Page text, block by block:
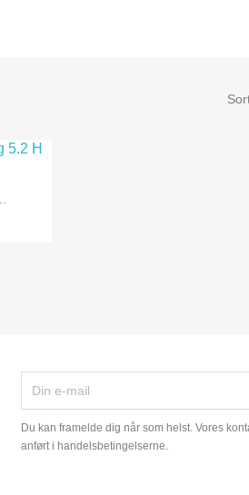
Du kan framelde dig når som helst. Vores
anført i handelsbetingelserne.